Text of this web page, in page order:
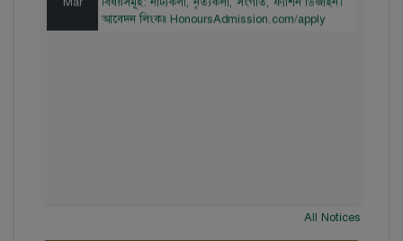
আবেদন লিংকঃ HonoursAdmission.com/apply
All Notices